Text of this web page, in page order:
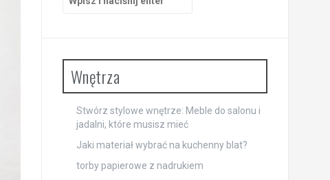
Wnętrza
Stwórz stylowe wnętrze: Meble do salonu i
jadalni, które musisz mieć
Jaki materiał wybrać na kuchenny blat?
torby papierowe z nadrukiem